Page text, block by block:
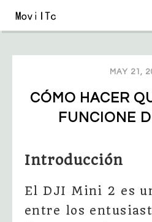
MAY 21,
CÓMO HACER
FUNCIONE
Introducción
El DJI Mini 2 es
entre los